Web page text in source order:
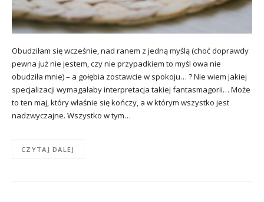
Obudziłam się wcześnie, nad ranem z jedną myślą (choć doprawdy
pewna już nie jestem, czy nie przypadkiem to myśl owa nie
obudziła mnie) – a gołębia zostawcie w spokoju… ? Nie wiem jakiej
specjalizacji wymagałaby interpretacja takiej fantasmagorii… Może
to ten maj, który właśnie się kończy, a w którym wszystko jest
nadzwyczajne. Wszystko w tym…
CZYTAJ DALEJ